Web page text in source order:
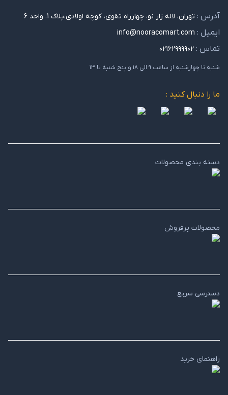
آدرس : تهران، لاله زار نو، چهارراه تقوی، کوچه اولادی،پلاک 1، واحد 6
ایمیل : info@nooracomart.com
تماس : ۰۲۱۶۲۹۹۹۹۰۲
شنبه تا چهارشنبه از ساعت ۹ الی ۱۸ و پنج شنبه تا ۱۳
ما را دنبال کنید :
دسته بندی محصولات
محصولات پرفروش
دسترسی سریع
راهنمای خرید